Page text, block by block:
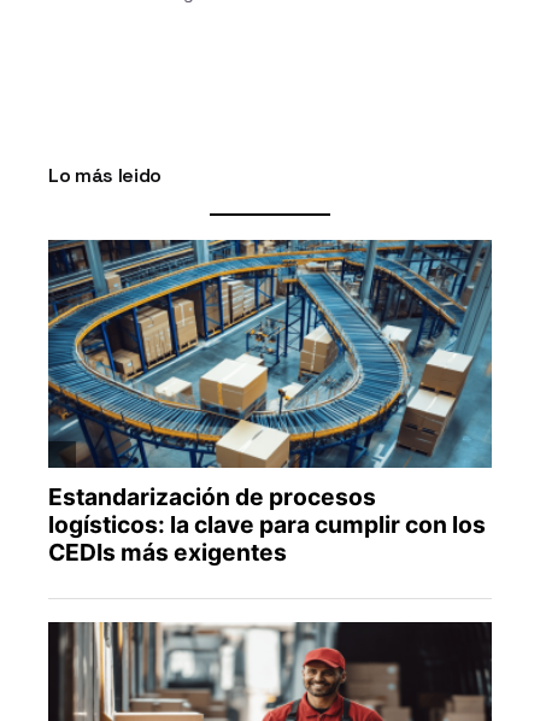
Lo más leido